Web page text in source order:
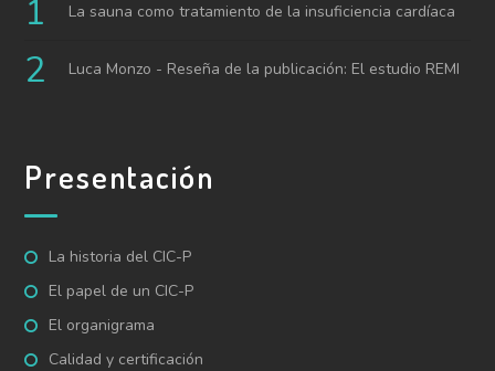
La sauna como tratamiento de la insuficiencia cardíaca
Luca Monzo - Reseña de la publicación: El estudio REMI
Presentación
La historia del CIC-P
El papel de un CIC-P
El organigrama
Calidad y certificación